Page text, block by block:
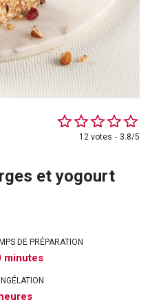
12 votes 3.8/5
et yogourt
DE PRÉPARATION
minutes